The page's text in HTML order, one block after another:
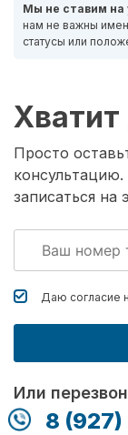
Мы не ставим на
нам не важны
статусы или
Просто
записаться на
Даю согласие
Или
8